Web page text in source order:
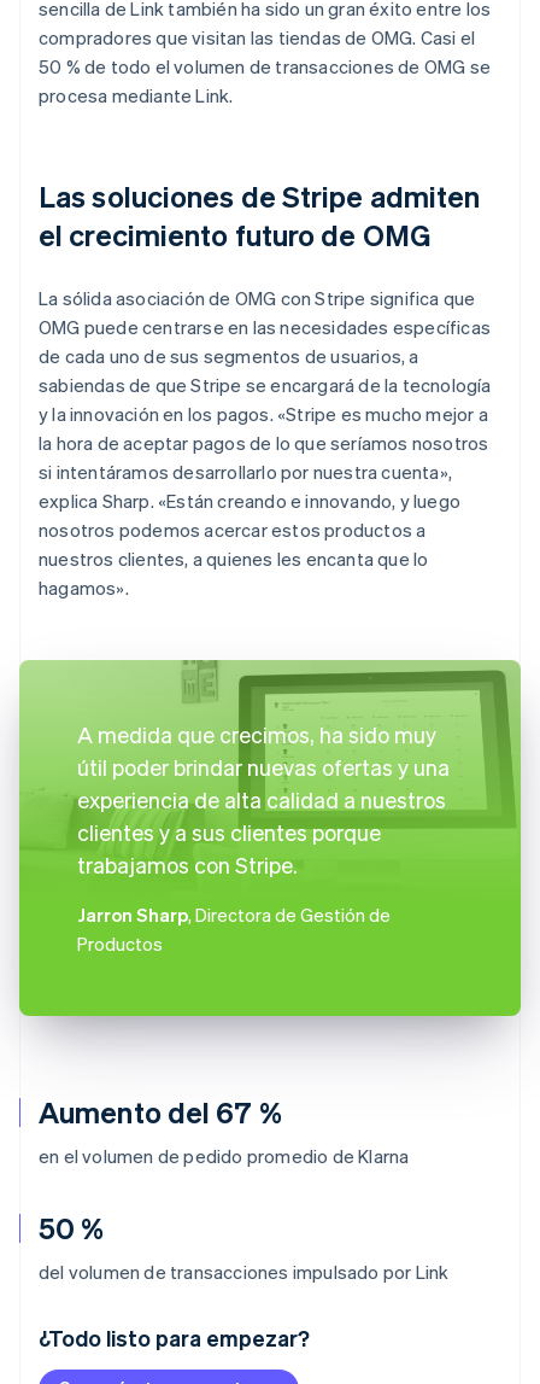
Aumento del 67 %
en el volumen de pedido promedio de Klarna
50 %
del volumen de transacciones impulsado por Link
¿Todo listo para empezar?
sencilla de Link también ha sido un gran éxito entre los
compradores que visitan las tiendas de OMG. Casi el
50 % de todo el volumen de transacciones de OMG se
procesa mediante Link.
Las soluciones de Stripe admiten
el crecimiento futuro de OMG
La sólida asociación de OMG con Stripe significa que
OMG puede centrarse en las necesidades específicas
de cada uno de sus segmentos de usuarios, a
sabiendas de que Stripe se encargará de la tecnología
y la innovación en los pagos. «Stripe es mucho mejor a
la hora de aceptar pagos de lo que seríamos nosotros
si intentáramos desarrollarlo por nuestra cuenta»,
explica Sharp. «Están creando e innovando, y luego
nosotros podemos acercar estos productos a
nuestros clientes, a quienes les encanta que lo
hagamos».
A medida que crecimos, ha sido muy
útil poder brindar nuevas ofertas y una
experiencia de alta calidad a nuestros
clientes y a sus clientes porque
trabajamos con Stripe.
Jarron Sharp, Directora de Gestión de
Productos
Alemania